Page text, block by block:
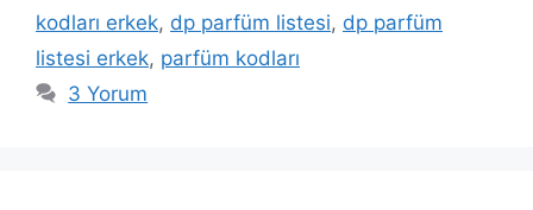
kodları erkek, dp parfüm listesi, dp parfüm
listesi erkek, parfüm kodları
3 Yorum